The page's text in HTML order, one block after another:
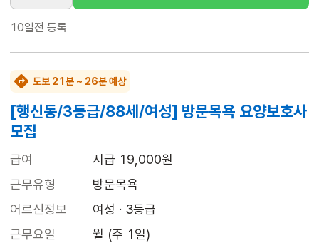
10일전 등록
도보 21분 ~ 26분 예상
[행신동/3등급/88세/여성] 방문목욕 요양보호사
모집
급여
시급 19,000원
근무유형
방문목욕
어르신정보
여성 · 3등급
근무요일
월 (주 1일)